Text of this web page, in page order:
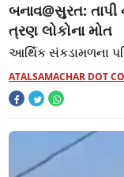
બનાવ@સુરત: તાપી
ત્રણ લોકોના મોત
આર્થિક સંકડામળના
ATALSAMACHAR DOT